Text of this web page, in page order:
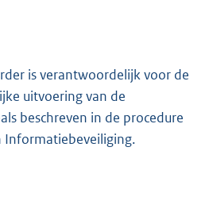
is verantwoordelijk voor de
uitvoering van de
beschreven in de procedure
Informatiebeveiliging.